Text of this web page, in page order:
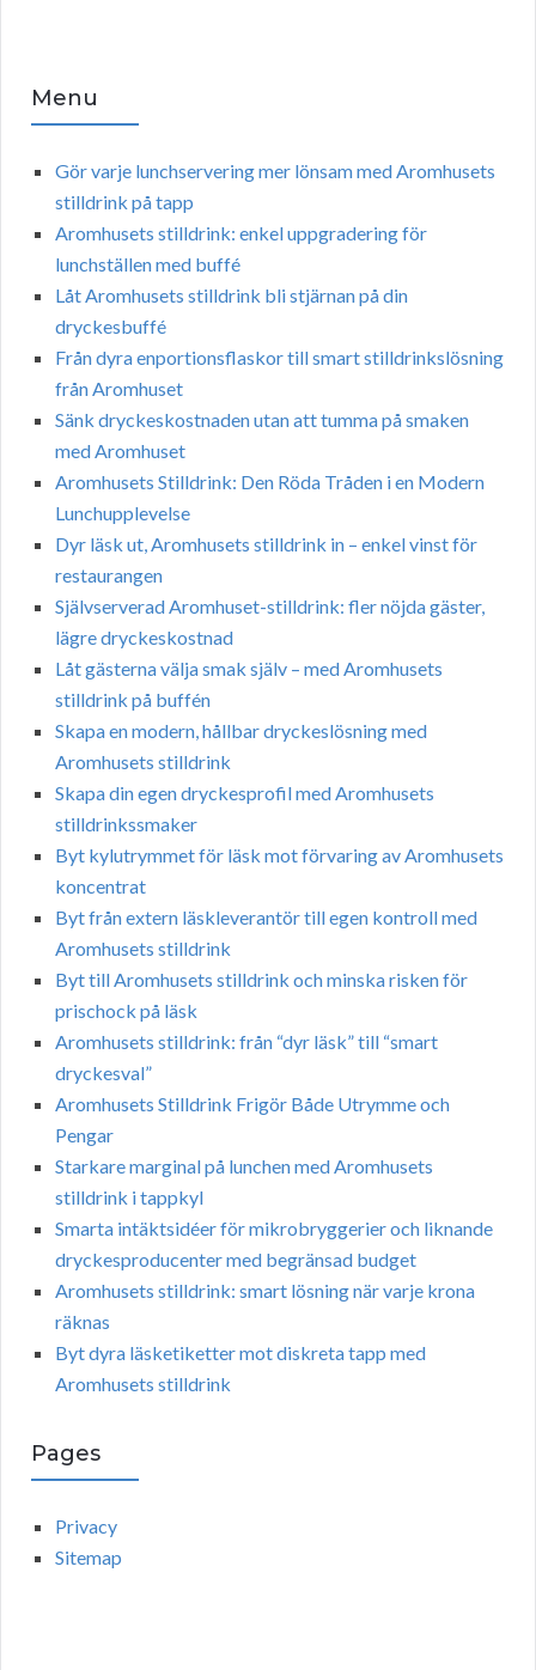
Menu
Gör varje lunchservering mer lönsam med Aromhusets
stilldrink på tapp
Aromhusets stilldrink: enkel uppgradering för
lunchställen med buffé
Låt Aromhusets stilldrink bli stjärnan på din
dryckesbuffé
Från dyra enportionsflaskor till smart stilldrinkslösning
från Aromhuset
Sänk dryckeskostnaden utan att tumma på smaken
med Aromhuset
Aromhusets Stilldrink: Den Röda Tråden i en Modern
Lunchupplevelse
Dyr läsk ut, Aromhusets stilldrink in – enkel vinst för
restaurangen
Självserverad Aromhuset-stilldrink: fler nöjda gäster,
lägre dryckeskostnad
Låt gästerna välja smak själv – med Aromhusets
stilldrink på buffén
Skapa en modern, hållbar dryckeslösning med
Aromhusets stilldrink
Skapa din egen dryckesprofil med Aromhusets
stilldrinkssmaker
Byt kylutrymmet för läsk mot förvaring av Aromhusets
koncentrat
Byt från extern läskleverantör till egen kontroll med
Aromhusets stilldrink
Byt till Aromhusets stilldrink och minska risken för
prischock på läsk
Aromhusets stilldrink: från “dyr läsk” till “smart
dryckesval”
Aromhusets Stilldrink Frigör Både Utrymme och
Pengar
Starkare marginal på lunchen med Aromhusets
stilldrink i tappkyl
Smarta intäktsidéer för mikrobryggerier och liknande
dryckesproducenter med begränsad budget
Aromhusets stilldrink: smart lösning när varje krona
räknas
Byt dyra läsketiketter mot diskreta tapp med
Aromhusets stilldrink
Pages
Privacy
Sitemap